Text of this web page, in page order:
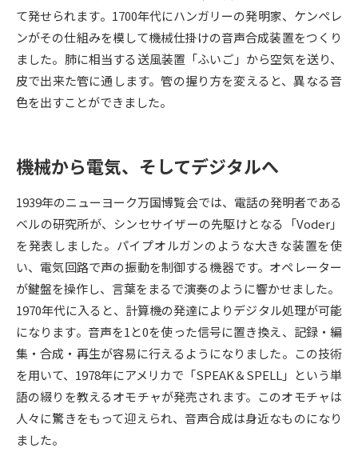
大学で学べる内容や特徴を調べる
新増設大学・学部・学科特集
国際・グローバルに強い大学特
集
デジタルパンフレット 進路の３択
新学年スタート号特集ページ
（高3生用）
新学年スタート号特集ページ
（高2生用）
SELFBRAND特集ページ
オープンキャンパスなどを調べる
オープンキャンパス検索 実施プログラムから探す
来場型・Web型イベント特集 夢ナビライブ
て発せられます。1700年代にハンガリーの発明家、ケンペレ
ンがその仕組みを模して機械仕掛けの音声合成装置をつくり
ました。肺に相当する送風装置「ふいご」から空気を送り、
皮で出来た管に通します。管の握り方を変えると、異なる音
色を出すことができました。
機械から電気、そしてデジタルへ
1939年のニューヨーク万国博覧会では、電話の発明者である
ベルの研究所が、シンセサイザーの先駆けとなる「Voder」
を発表しました。パイプオルガンのような大きな装置を使
い、電気回路で声の振動を制御する機器です。オペレーター
が鍵盤を操作し、言葉をまるで演奏のように響かせました。
1970年代に入ると、計算機の発達によりデジタル処理が可能
になります。音声を1と0を使った信号に置き換え、記録・編
集・合成・再生が容易に行えるようになりました。この技術
を用いて、1978年にアメリカで「SPEAK＆SPELL」という単
語の綴りを教えるオモチャが発売されます。このオモチャは
人々に驚きをもって迎えられ、音声合成は身近なものになり
ました。